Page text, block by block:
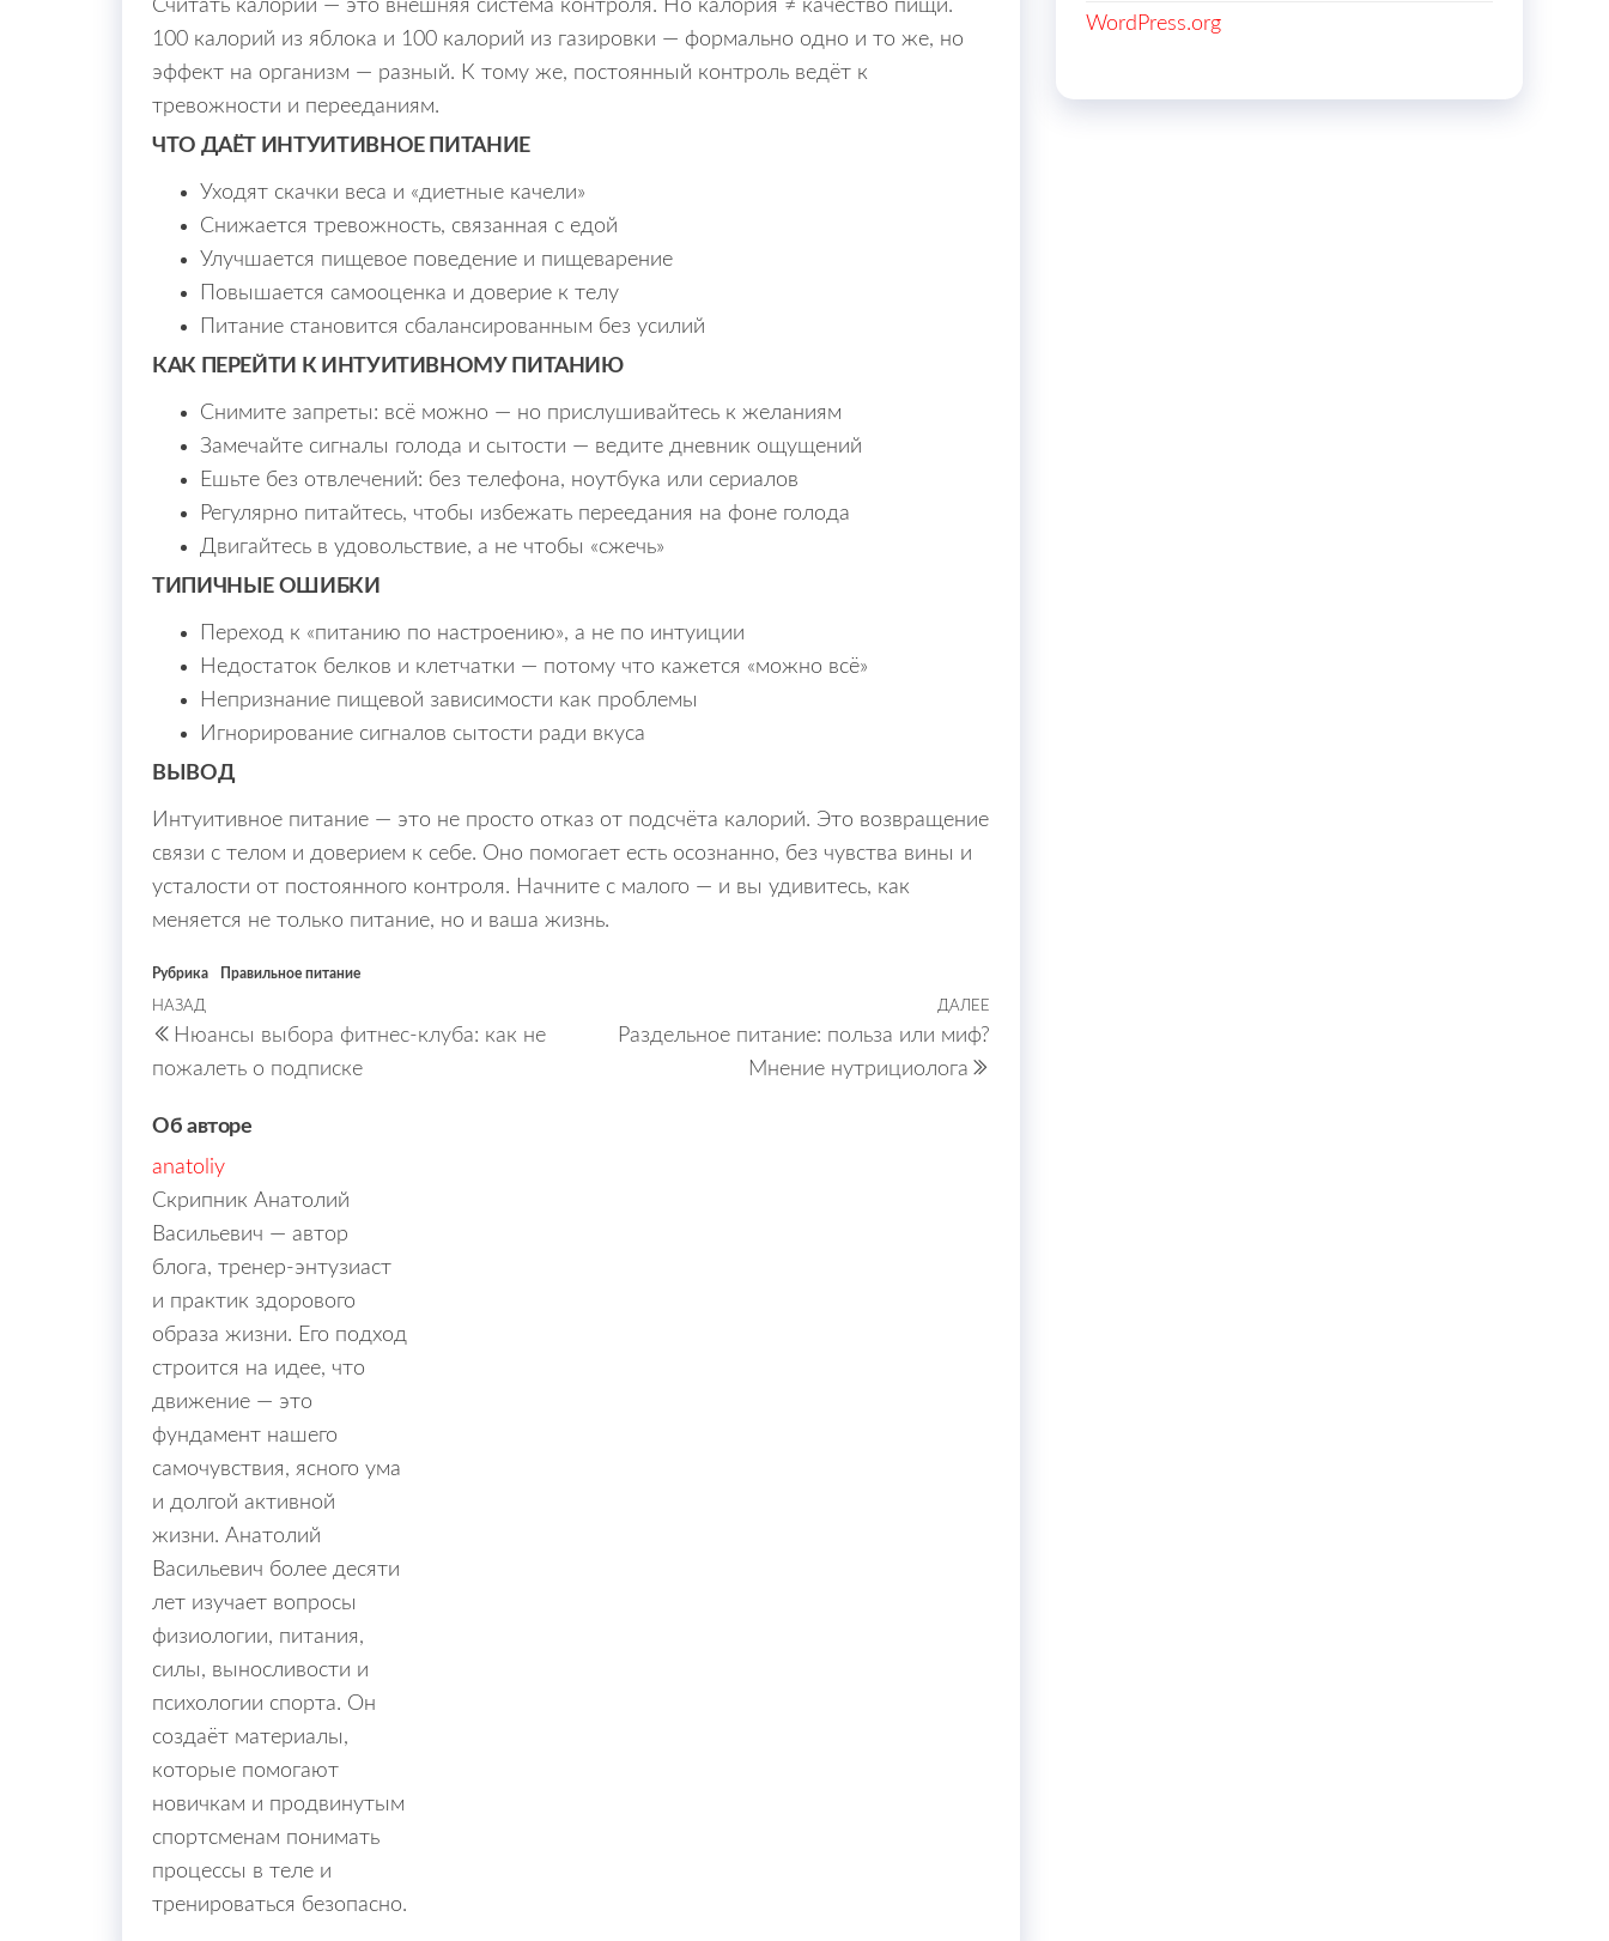
Считать калории — это внешняя система контроля. Но калория ≠ качество пищи.
100 калорий из яблока и 100 калорий из газировки — формально одно и то же, но
эффект на организм — разный. К тому же, постоянный контроль ведёт к
тревожности и перееданиям.
ЧТО ДАЁТ ИНТУИТИВНОЕ ПИТАНИЕ
Уходят скачки веса и «диетные качели»
Снижается тревожность, связанная с едой
Улучшается пищевое поведение и пищеварение
Повышается самооценка и доверие к телу
Питание становится сбалансированным без усилий
КАК ПЕРЕЙТИ К ИНТУИТИВНОМУ ПИТАНИЮ
Снимите запреты: всё можно — но прислушивайтесь к желаниям
Замечайте сигналы голода и сытости — ведите дневник ощущений
Ешьте без отвлечений: без телефона, ноутбука или сериалов
Регулярно питайтесь, чтобы избежать переедания на фоне голода
Двигайтесь в удовольствие, а не чтобы «сжечь»
ТИПИЧНЫЕ ОШИБКИ
Переход к «питанию по настроению», а не по интуиции
Недостаток белков и клетчатки — потому что кажется «можно всё»
Непризнание пищевой зависимости как проблемы
Игнорирование сигналов сытости ради вкуса
ВЫВОД
Интуитивное питание — это не просто отказ от подсчёта калорий. Это возвращение
связи с телом и доверием к себе. Оно помогает есть осознанно, без чувства вины и
усталости от постоянного контроля. Начните с малого — и вы удивитесь, как
меняется не только питание, но и ваша жизнь.
Рубрика Правильное питание
Навигация
по
Предыдущая
запись
НАЗАД
Нюансы выбора фитнес-клуба: как не
пожалеть о подписке
ДАЛЕЕ
Раздельное питание: польза или миф?
Мнение нутрициолога
Об авторе
anatoliy
Скрипник Анатолий
Васильевич — автор
блога, тренер-энтузиаст
и практик здорового
образа жизни. Его подход
строится на идее, что
движение — это
фундамент нашего
самочувствия, ясного ума
и долгой активной
жизни. Анатолий
Васильевич более десяти
лет изучает вопросы
физиологии, питания,
силы, выносливости и
психологии спорта. Он
создаёт материалы,
которые помогают
новичкам и продвинутым
спортсменам понимать
процессы в теле и
тренироваться безопасно.
WordPress.org